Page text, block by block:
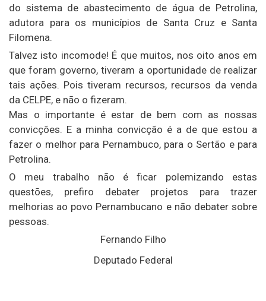
do sistema de abastecimento de água de Petrolina,
adutora para os municípios de Santa Cruz e Santa
Filomena.
Talvez isto incomode! É que muitos, nos oito anos em
que foram governo, tiveram a oportunidade de realizar
tais ações. Pois tiveram recursos, recursos da venda
da CELPE, e não o fizeram.
Mas o importante é estar de bem com as nossas
convicções. E a minha convicção é a de que estou a
fazer o melhor para Pernambuco, para o Sertão e para
Petrolina.
O meu trabalho não é ficar polemizando estas
questões, prefiro debater projetos para trazer
melhorias ao povo Pernambucano e não debater sobre
pessoas.
Fernando Filho
Deputado Federal